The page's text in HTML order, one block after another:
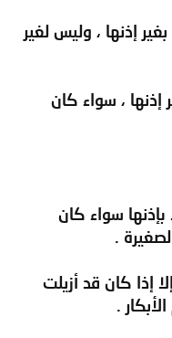
بغير إذنها ، وليس لغير
إذنها ، سواء كان
بإذنها سواء كان
.
إذا كان قد أزيلت
.